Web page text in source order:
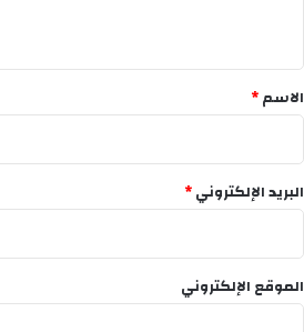
*
الاسم*
البريد الإلكتروني*
الموقع الإلكتروني